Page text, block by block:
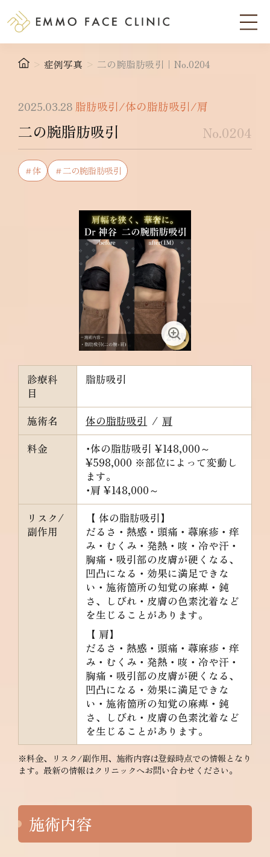
> 症例写真 > 二の腕脂肪吸引｜No.0204
2025.03.28 脂肪吸引/体の脂肪吸引/肩
二の腕脂肪吸引 No.0204
＃体 ＃二の腕脂肪吸引
診療科
目
脂肪吸引
施術名 体の脂肪吸引 / 肩
料金
･体の脂肪吸引¥148,000～
¥598,000 ※部位によって変動し
ます。
･肩¥148,000～
リスク/
副作用
【 体の脂肪吸引】
だるさ・熱感・頭痛・蕁麻疹・痒
み・むくみ・発熱・咳・冷や汗・
胸痛・吸引部の皮膚が硬くなる、
凹凸になる・効果に満足できな
い・施術箇所の知覚の麻痺・鈍
さ、しびれ・皮膚の色素沈着など
を生じることがあります。
【 肩】
だるさ・熱感・頭痛・蕁麻疹・痒
み・むくみ・発熱・咳・冷や汗・
胸痛・吸引部の皮膚が硬くなる、
凹凸になる・効果に満足できな
い・施術箇所の知覚の麻痺・鈍
さ、しびれ・皮膚の色素沈着など
を生じることがあります。
※料金、リスク/副作用、施術内容は登録時点での情報となり
ます。最新の情報はクリニックへお問い合わせください。
施術内容